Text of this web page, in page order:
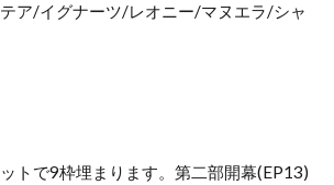
ア/イグナーツ/レオニー/マヌエラ/シャ
トで9枠埋まります。第二部開幕(EP13)